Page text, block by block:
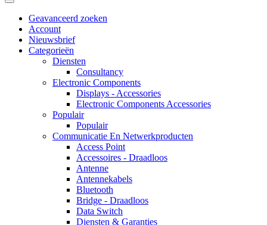
Geavanceerd zoeken
Account
Nieuwsbrief
Categorieën
Diensten
Consultancy
Electronic Components
Displays - Accessories
Electronic Components Accessories
Populair
Populair
Communicatie En Netwerkproducten
Access Point
Accessoires - Draadloos
Antenne
Antennekabels
Bluetooth
Bridge - Draadloos
Data Switch
Diensten & Garanties